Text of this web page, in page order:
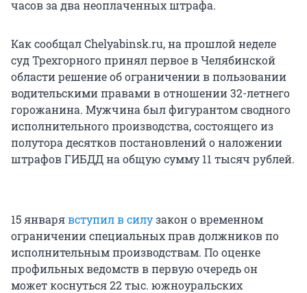
часов за два неоплаченных штрафа.
Как сообщал Chelyabinsk.ru, на прошлой неделе
суд Трехгорного принял первое в Челябинской
области решение об ограничении в пользовании
водительскими правами в отношении 32-летнего
горожанина. Мужчина был фигурантом сводного
исполнительного производства, состоящего из
полутора десятков постановлений о наложении
штрафов ГИБДД на общую сумму 11 тысяч рублей.
15 январявступил в силузакон о временном
ограничении специальных прав должников по
исполнительным производствам. По оценке
профильных ведомств в первую очередь он
может коснуться 22 тыс. южноуральских